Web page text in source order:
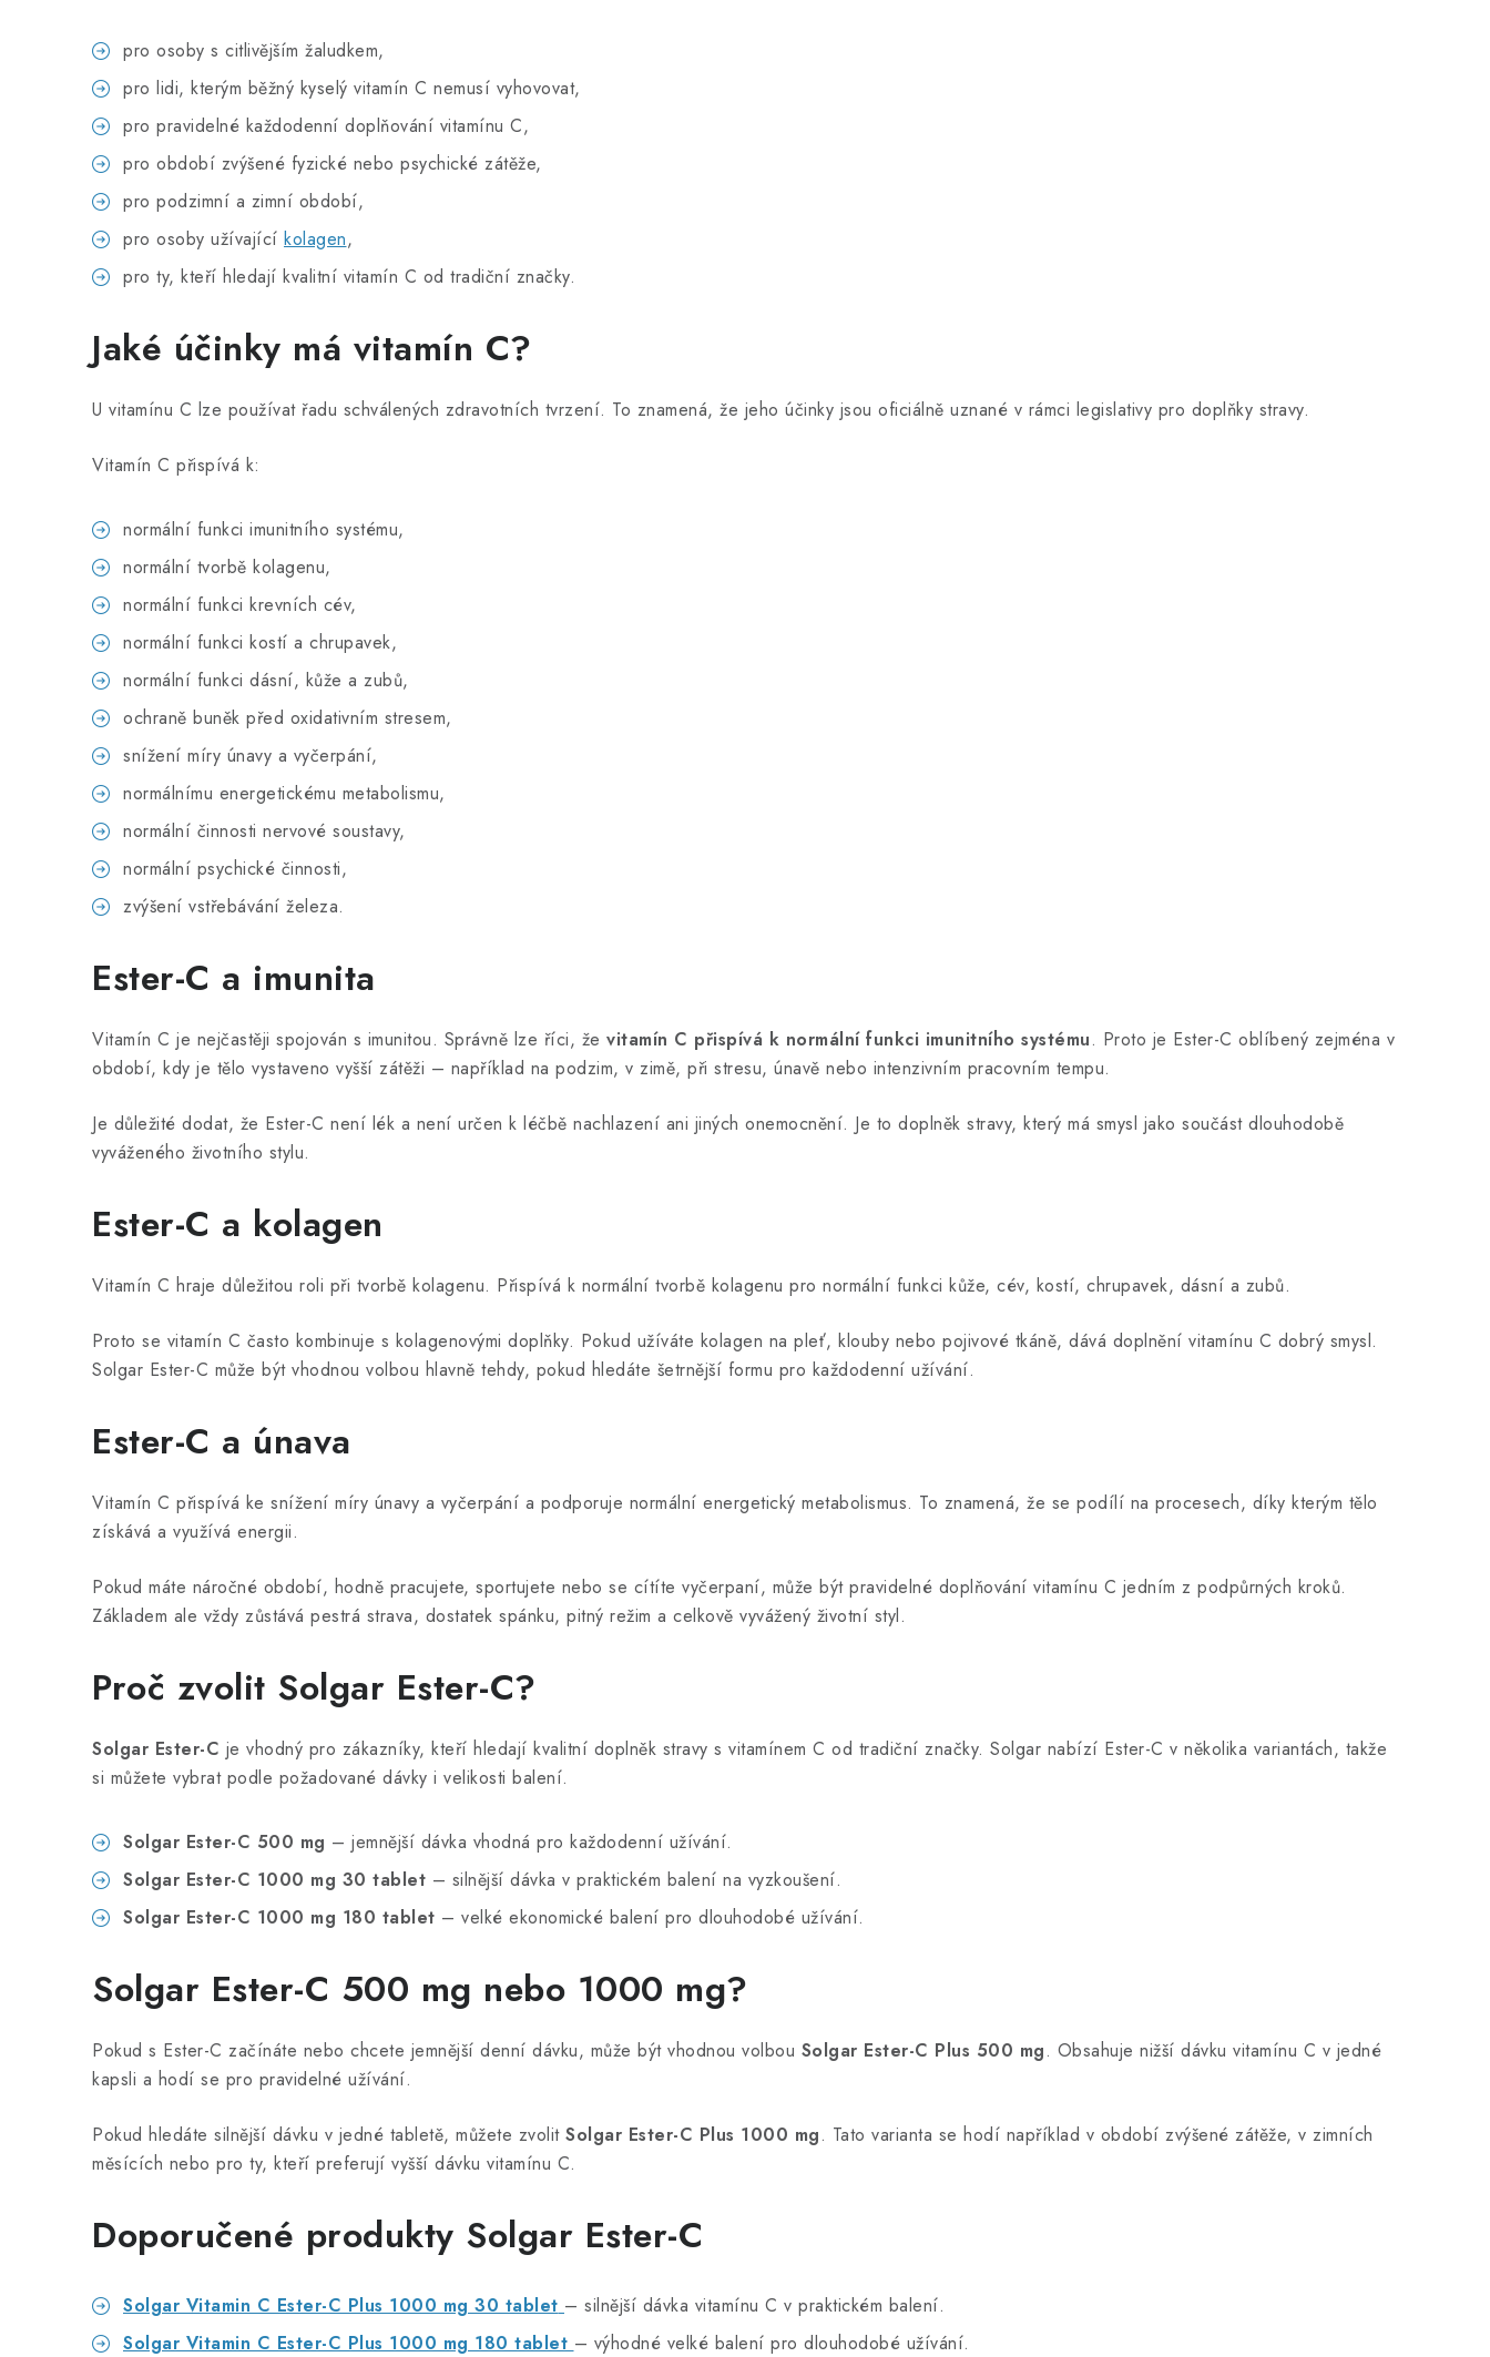
pro osoby s citlivějším žaludkem,
pro lidi, kterým běžný kyselý vitamín C nemusí vyhovovat,
pro pravidelné každodenní doplňování vitamínu C,
pro období zvýšené fyzické nebo psychické zátěže,
pro podzimní a zimní období,
pro osoby užívající kolagen,
pro ty, kteří hledají kvalitní vitamín C od tradiční značky.
Jaké účinky má vitamín C?
U vitamínu C lze používat řadu schválených zdravotních tvrzení. To znamená, že jeho účinky jsou oficiálně uznané v rámci legislativy pro doplňky stravy.
Vitamín C přispívá k:
normální funkci imunitního systému,
normální tvorbě kolagenu,
normální funkci krevních cév,
normální funkci kostí a chrupavek,
normální funkci dásní, kůže a zubů,
ochraně buněk před oxidativním stresem,
snížení míry únavy a vyčerpání,
normálnímu energetickému metabolismu,
normální činnosti nervové soustavy,
normální psychické činnosti,
zvýšení vstřebávání železa.
Ester-C a imunita
Vitamín C je nejčastěji spojován s imunitou. Správně lze říci, že vitamín C přispívá k normální funkci imunitního systému. Proto je Ester-C oblíbený zejména v
období, kdy je tělo vystaveno vyšší zátěži – například na podzim, v zimě, při stresu, únavě nebo intenzivním pracovním tempu.
Je důležité dodat, že Ester-C není lék a není určen k léčbě nachlazení ani jiných onemocnění. Je to doplněk stravy, který má smysl jako součást dlouhodobě
vyváženého životního stylu.
Ester-C a kolagen
Vitamín C hraje důležitou roli při tvorbě kolagenu. Přispívá k normální tvorbě kolagenu pro normální funkci kůže, cév, kostí, chrupavek, dásní a zubů.
Proto se vitamín C často kombinuje s kolagenovými doplňky. Pokud užíváte kolagen na pleť, klouby nebo pojivové tkáně, dává doplnění vitamínu C dobrý smysl.
Solgar Ester-C může být vhodnou volbou hlavně tehdy, pokud hledáte šetrnější formu pro každodenní užívání.
Ester-C a únava
Vitamín C přispívá ke snížení míry únavy a vyčerpání a podporuje normální energetický metabolismus. To znamená, že se podílí na procesech, díky kterým tělo
získává a využívá energii.
Pokud máte náročné období, hodně pracujete, sportujete nebo se cítíte vyčerpaní, může být pravidelné doplňování vitamínu C jedním z podpůrných kroků.
Základem ale vždy zůstává pestrá strava, dostatek spánku, pitný režim a celkově vyvážený životní styl.
Proč zvolit Solgar Ester-C?
Solgar Ester-C je vhodný pro zákazníky, kteří hledají kvalitní doplněk stravy s vitamínem C od tradiční značky. Solgar nabízí Ester-C v několika variantách, takže
si můžete vybrat podle požadované dávky i velikosti balení.
Solgar Ester-C 500 mg – jemnější dávka vhodná pro každodenní užívání.
Solgar Ester-C 1000 mg 30 tablet – silnější dávka v praktickém balení na vyzkoušení.
Solgar Ester-C 1000 mg 180 tablet – velké ekonomické balení pro dlouhodobé užívání.
Solgar Ester-C 500 mg nebo 1000 mg?
Pokud s Ester-C začínáte nebo chcete jemnější denní dávku, může být vhodnou volbou Solgar Ester-C Plus 500 mg. Obsahuje nižší dávku vitamínu C v jedné
kapsli a hodí se pro pravidelné užívání.
Pokud hledáte silnější dávku v jedné tabletě, můžete zvolit Solgar Ester-C Plus 1000 mg. Tato varianta se hodí například v období zvýšené zátěže, v zimních
měsících nebo pro ty, kteří preferují vyšší dávku vitamínu C.
Doporučené produkty Solgar Ester-C
Solgar Vitamin C Ester-C Plus 1000 mg 30 tablet – silnější dávka vitamínu C v praktickém balení.
Solgar Vitamin C Ester-C Plus 1000 mg 180 tablet – výhodné velké balení pro dlouhodobé užívání.